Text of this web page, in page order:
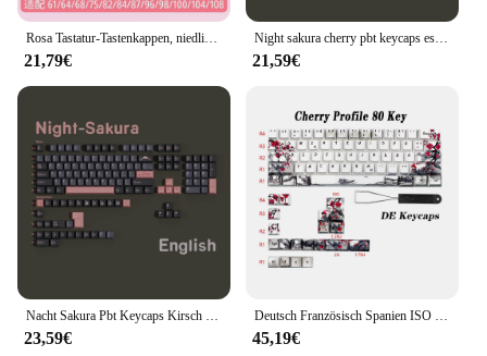
Rosa Tastatur-Tastenkappen, niedliche Tastenkappen, XDA-Höhen-Tastenkappen, mechanisches Tastatur-Zubehör für Büro und Zuhause, Koreanisch, Deutsch, Spanisch
21,79€
Night sakura cherry pbt keycaps espanish französisch deutsch koreanisch englisch arabisch russisch für mx switch mechanische tastatur spiele iso
21,59€
Nacht Sakura Pbt Keycaps Kirsch profil Japanisch Koreanisch Russisch Deutsch Spanisch Arabisch Französisch Big Set Key Caps für MX-Schalter
23,59€
Deutsch Französisch Spanien ISO Dye Sub Keycaps Pflaumen blüte 80 Tasten Kirsch profil Keycap für Qwertz Azerty 61 64 67 68 Tastatur tasten
45,19€